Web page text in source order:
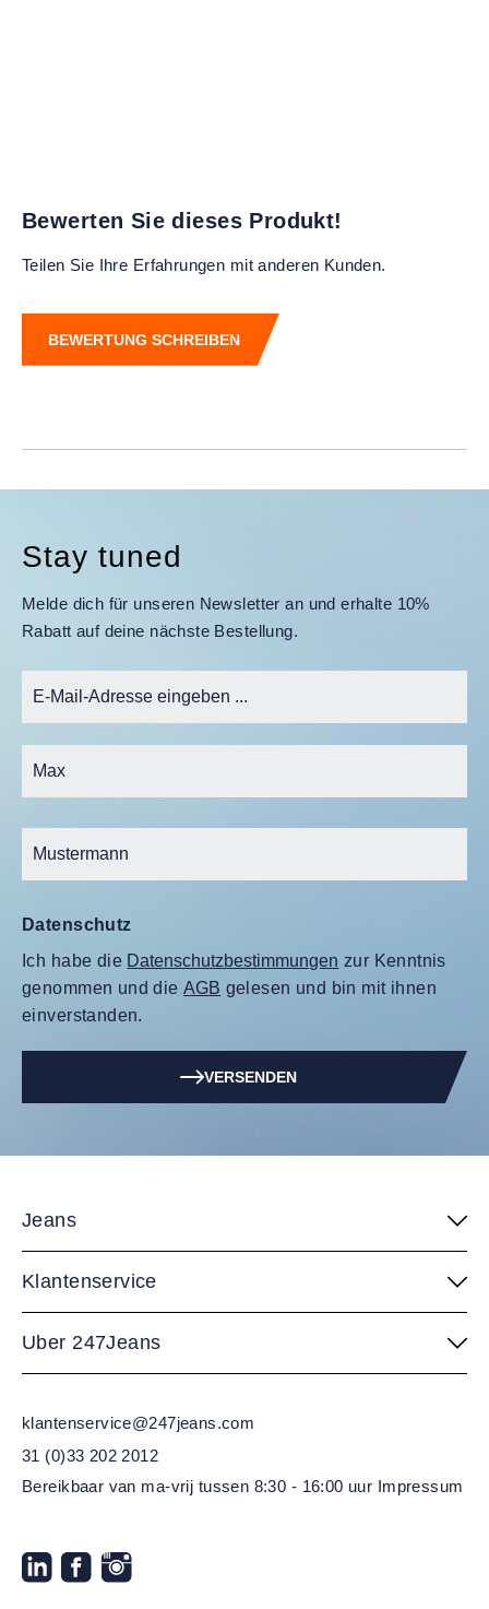
Bewerten Sie dieses Produkt!
Teilen Sie Ihre Erfahrungen mit anderen Kunden.
BEWERTUNG SCHREIBEN
Stay tuned
Melde dich für unseren Newsletter an und erhalte 10%
Rabatt auf deine nächste Bestellung.
Datenschutz
Ich habe die Datenschutzbestimmungen zur Kenntnis
genommen und dieAGB gelesen und bin mit ihnen
einverstanden.
VERSENDEN
Jeans
Klantenservice
Uber 247Jeans
klantenservice@247jeans.com
31 (0)33 202 2012
Bereikbaar van ma-vrij tussen 8:30 - 16:00 uur Impressum